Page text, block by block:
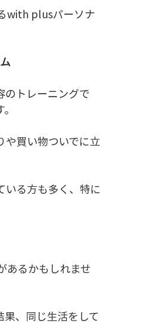
with plusパーソナ
のトレーニングで
や買い物ついでに立
いる方も多く、特に
あるかもしれませ
、同じ生活をして